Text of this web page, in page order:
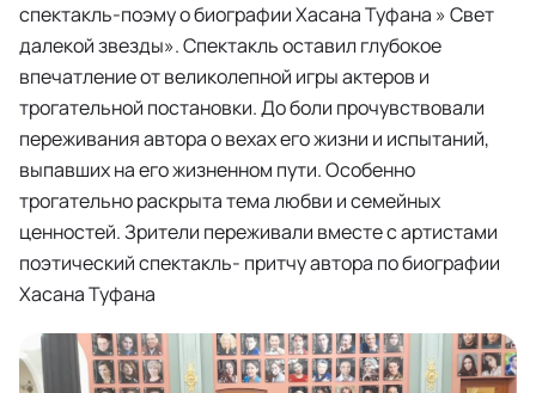
спектакль-поэму о биографии Хасана Туфана » Свет
далекой звезды». Спектакль оставил глубокое
впечатление от великолепной игры актеров и
трогательной постановки. До боли прочувствовали
переживания автора о вехах его жизни и испытаний,
выпавших на его жизненном пути. Особенно
трогательно раскрыта тема любви и семейных
ценностей. Зрители переживали вместе с артистами
поэтический спектакль- притчу автора по биографии
Хасана Туфана